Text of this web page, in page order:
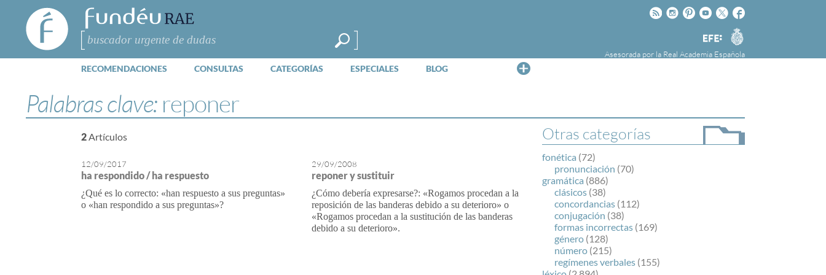
FundéuRAE
- Fundación
del Español
Urgente
Buscar
Facebook
Twitter
Youtube
Pinteres
Instagram
Rss
Agencia
EFE
Asesorada por la Real Academia Española
RECOMENDACIONES CONSULTAS CATEGORÍAS ESPECIALES BLOG
la Agencia Efe y la Real Academia Española,
cuyo objetivo es colaborar con el buen uso del
español en los medios de comunicación y en
Internet.
Palabras clave: reponer
Otras categorías
fonética (72)
pronunciación (70)
gramática (886)
clásicos (38)
concordancias (112)
conjugación (38)
formas incorrectas (169)
género (128)
número (215)
regímenes verbales (155)
2Artículos
12/09/2017
ha respondido / ha respuesto
¿Qué es lo correcto: «han respuesto a sus preguntas»
o «han respondido a sus preguntas»?
29/09/2008
reponer y sustituir
¿Cómo debería expresarse?: «Rogamos procedan a la
reposición de las banderas debido a su deterioro» o
«Rogamos procedan a la sustitución de las banderas
debido a su deterioro».